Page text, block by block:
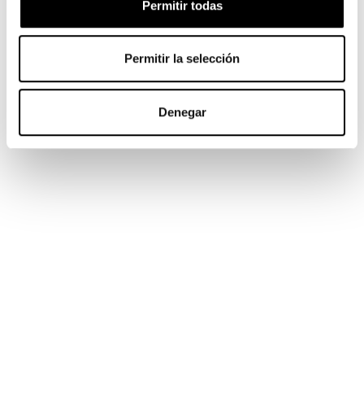
Permitir todas
Permitir la selección
Denegar